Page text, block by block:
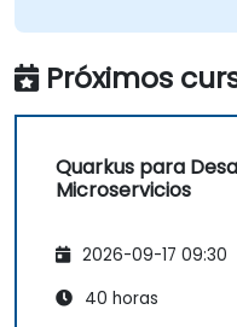
Próximos
Quarkus para
Microservicios
2026-09-17 09:30
40 horas